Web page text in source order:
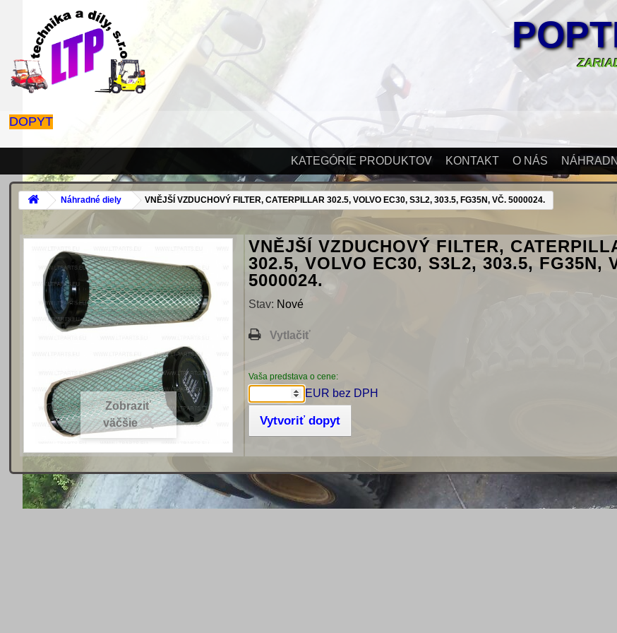
DOPYT
KATEGÓRIE PRODUKTOV KONTAKT O NÁS
Náhradné diely VNĚJŠÍ VZDUCHOVÝ FILTER, CATERPILLAR 302.5, VOLVO EC30, S3L2, 303.5, FG35N, VČ. 5000024.
Zobraziť
väčšie
VNĚJŠÍ VZDUCHOVÝ FILTER,
302.5, VOLVO EC30, S3L2, 303.5, FG35N,
5000024.
Stav: Nové
Vytlačiť
Vaša predstava o cene:
EUR bez DPH
Vytvoriť dopyt